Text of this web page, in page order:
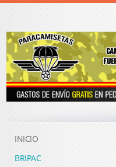
INICIO
BRIPAC